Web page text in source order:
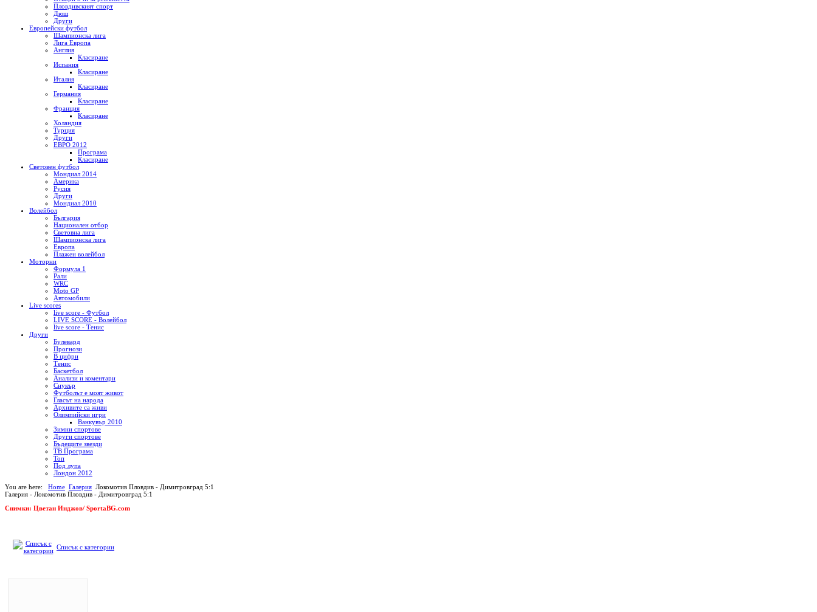
Пловдивският спорт
Дюш
Други
Европейски футбол
Шампионска лига
Лига Европа
Англия
Класиране
Испания
Класиране
Италия
Класиране
Германия
Класиране
Франция
Класиране
Холандия
Турция
Други
ЕВРО 2012
Програма
Класиране
Световен футбол
Мондиал 2014
Америка
Русия
Други
Мондиал 2010
Волейбол
България
Национален отбор
Световна лига
Шампионска лига
Европа
Плажен волейбол
Моторни
Формула 1
Рали
WRC
Moto GP
Автомобили
Live scores
live score - Футбол
LIVE SCORE - Волейбол
live score - Тенис
Други
Булевард
Прогнози
В цифри
Тенис
Баскетбол
Анализи и коментари
Снукър
Футболът е моят живот
Гласът на народа
Архивите са живи
Олимпийски игри
Ванкувър 2010
Зимни спортове
Други спортове
Бъдещите звезди
ТВ Програма
Топ
Под лупа
Лондон 2012
You are here: Home Галерия Локомотив Пловдив - Димитровград 5:1
Галерия - Локомотив Пловдив - Димитровград 5:1
Снимки: Цветан Инджов/ SportaBG.com
Списък с категории